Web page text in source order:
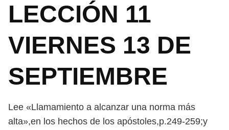
LECCIÓN 11
VIERNES 13 DE
SEPTIEMBRE
Lee «Llamamiento a alcanzar una norma más
alta»,en los hechos de los apóstoles,p.249-259;y